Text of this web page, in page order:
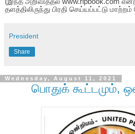
தளத்திலிருந்து பிரதி செய்யப்பட்டு
President
Share
Wednesday, August 11, 2021
பொதுக் கூட்டமும்,